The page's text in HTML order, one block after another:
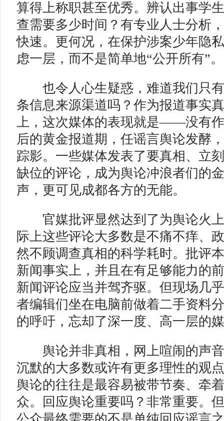
算得上称职甚至优秀。辨认出事学
查需要多少时间？有专业人士分析
快速。更何况，在保护涉案少年隐
虑一层，而不是简单地“公开所有”。
也令人心生疑惑，难道我们只有
条信息来源渠道吗？作为报道事实
上，这次媒体的表现就是——没有
后的黄金报道期，任谣言舆论发酵
踪影。一些媒体发表了要真相、立
缺位的评论，成为舆论冲浪者们的
声，更可见成都各方的无能。
官媒批评显然达到了为舆论火上
际上这些评论大多数是不痛不痒、
然不顾调查真相的科学耗时。批评
新闻事实上，并且在有足够能力的
新闻评论应当并驾齐驱。但现场几
者编辑们坐在电脑前做着二手资料
的呼吁，忘却了深一度、高一层的
舆论并非真相，网上喧闹的声音
沉默的大多数或许有更多理性的观
舆论的往往是最容易被带节奏、牵
众。回应舆论重要吗？非常重要。